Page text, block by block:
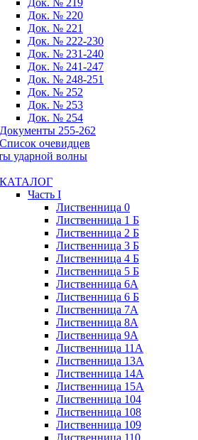
Док. № 219
Док. № 220
Док. № 221
Док. № 222-230
Док. № 231-240
Док. № 241-247
Док. № 248-251
Док. № 252
Док. № 253
Док. № 254
Документы 255-262
Список очевидцев
ударной волны
КАТАЛОГ
Часть I
Лиственница 0
Лиственница 1 Б
Лиственница 2 Б
Лиственница 3 Б
Лиственница 4 Б
Лиственница 5 Б
Лиственница 6А
Лиственница 6 Б
Лиственница 7А
Лиственница 8А
Лиственница 9А
Лиственница 11А
Лиственница 13А
Лиственница 14А
Лиственница 15А
Лиственница 104
Лиственница 108
Лиственница 109
Лиственница 110